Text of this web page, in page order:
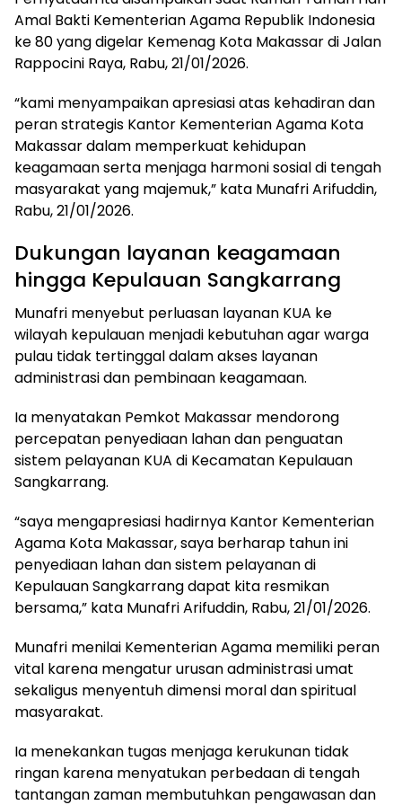
Amal Bakti Kementerian Agama Republik Indonesia
ke 80 yang digelar Kemenag Kota Makassar di Jalan
Rappocini Raya, Rabu, 21/01/2026.
“kami menyampaikan apresiasi atas kehadiran dan
peran strategis Kantor Kementerian Agama Kota
Makassar dalam memperkuat kehidupan
keagamaan serta menjaga harmoni sosial di tengah
masyarakat yang majemuk,” kata Munafri Arifuddin,
Rabu, 21/01/2026.
Dukungan layanan keagamaan
hingga Kepulauan Sangkarrang
Munafri menyebut perluasan layanan KUA ke
wilayah kepulauan menjadi kebutuhan agar warga
pulau tidak tertinggal dalam akses layanan
administrasi dan pembinaan keagamaan.
Ia menyatakan Pemkot Makassar mendorong
percepatan penyediaan lahan dan penguatan
sistem pelayanan KUA di Kecamatan Kepulauan
Sangkarrang.
“saya mengapresiasi hadirnya Kantor Kementerian
Agama Kota Makassar, saya berharap tahun ini
penyediaan lahan dan sistem pelayanan di
Kepulauan Sangkarrang dapat kita resmikan
bersama,” kata Munafri Arifuddin, Rabu, 21/01/2026.
Munafri menilai Kementerian Agama memiliki peran
vital karena mengatur urusan administrasi umat
sekaligus menyentuh dimensi moral dan spiritual
masyarakat.
Ia menekankan tugas menjaga kerukunan tidak
ringan karena menyatukan perbedaan di tengah
tantangan zaman membutuhkan pengawasan dan